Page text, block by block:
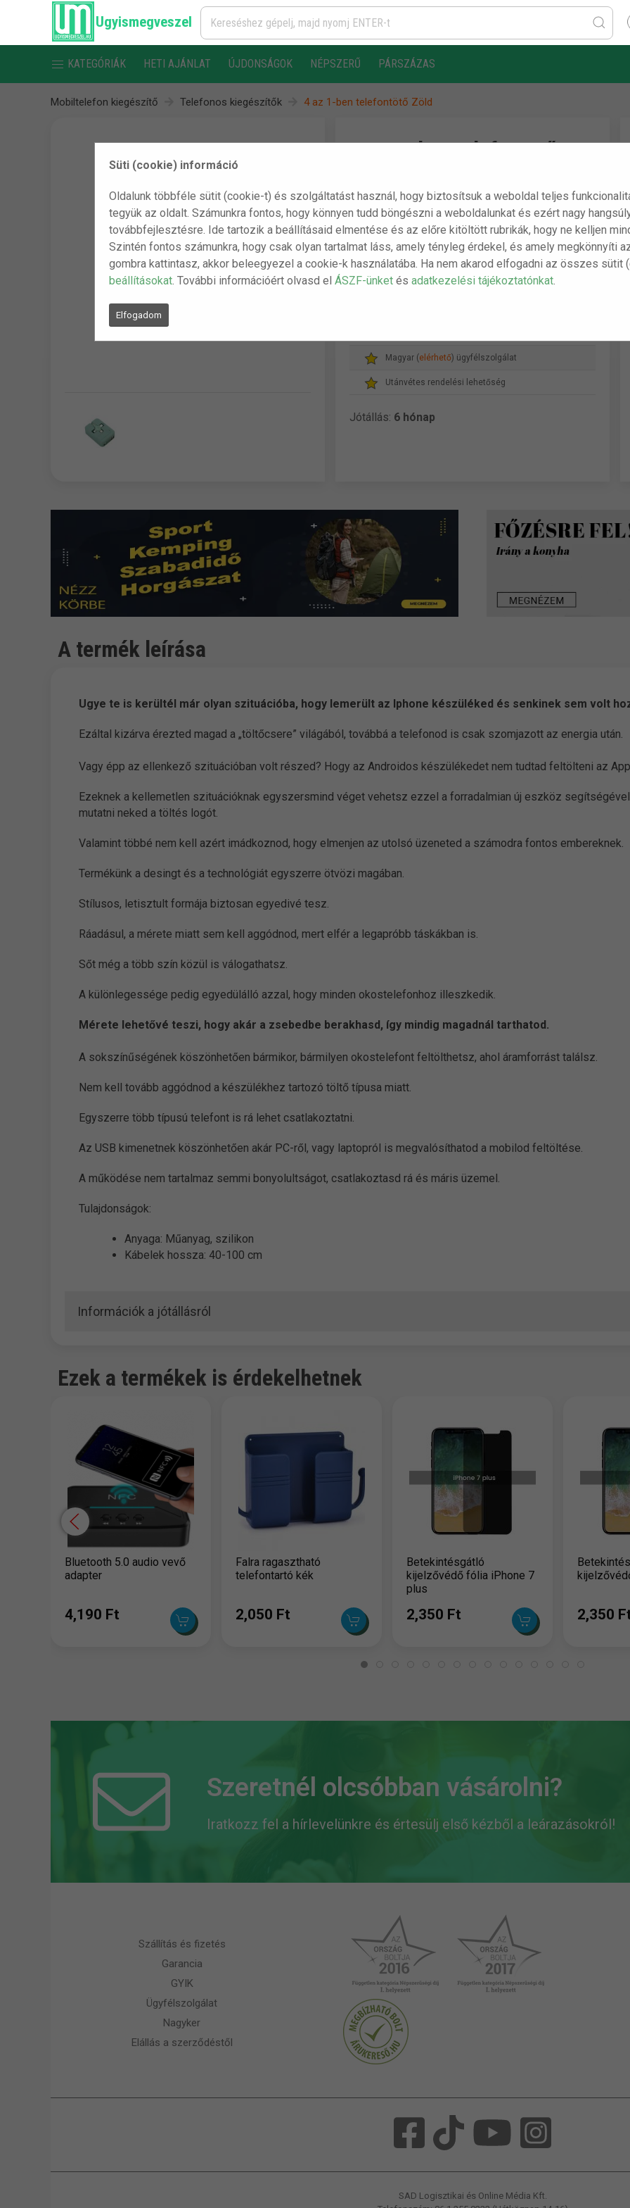
Süti (cookie) információ
Oldalunk többféle sütit (cookie-t) és szolgáltatást használ, hogy biztosítsuk a weboldal teljes
tegyük az oldalt. Számunkra fontos, hogy könnyen tudd böngészni a weboldalunkat és ezért nagy
továbbfejlesztésre. Ide tartozik a beállításaid elmentése és az előre kitöltött rubrikák, hogy ne kelljen
Szintén fontos számunkra, hogy csak olyan tartalmat láss, amely tényleg érdekel, és amely megkönnyíti
gombra kattintasz, akkor beleegyezel a cookie-k használatába. Ha nem akarod elfogadni az összes sütit
beállításokat . További információért olvasd elÁSZF-ünket ésadatkezelési tájékoztatónkat
Elfogadom
Ugyismegveszel
KATEGÓRIÁK HETI AJÁNLAT ÚJDONSÁGOK NÉPSZERŰ PÁRSZÁZAS
Mobiltelefon kiegészítő Telefonos kiegészítők 4 az 1-ben telefontötő Zöld
4 az 1-ben telefontötő
A csomag tartalma:
- 1 db 4 az 1-ben telefontötő Zöld
Magyar (elérhető) ügyfélszolgálat
Utánvétes rendelési lehetőség
Jótállás: 6 hónap
A termék leírása
Ugye te is kerültél már olyan szituációba, hogy lemerült az Iphone készüléked és senkinek sem volt
Ezáltal kizárva érezted magad a „töltőcsere” világából, továbbá a telefonod is csak szomjazott az energia után.
Vagy épp az ellenkező szituációban volt részed? Hogy az Androidos készülékedet nem tudtad feltölteni az
Ezeknek a kellemetlen szituációknak egyszersmind véget vehetsz ezzel a forradalmian új eszköz
mutatni neked a töltés logót.
Valamint többé nem kell azért imádkoznod, hogy elmenjen az utolsó üzeneted a számodra fontos embereknek.
Termékünk a desingt és a technológiát egyszerre ötvözi magában.
Stílusos, letisztult formája biztosan egyedivé tesz.
Ráadásul, a mérete miatt sem kell aggódnod, mert elfér a legapróbb táskákban is.
Sőt még a több szín közül is válogathatsz.
A különlegessége pedig egyedülálló azzal, hogy minden okostelefonhoz illeszkedik.
Mérete lehetővé teszi, hogy akár a zsebedbe berakhasd, így mindig magadnál tarthatod.
A sokszínűségének köszönhetően bármikor, bármilyen okostelefont feltölthetsz, ahol áramforrást találsz.
Nem kell tovább aggódnod a készülékhez tartozó töltő típusa miatt.
Egyszerre több típusú telefont is rá lehet csatlakoztatni.
Az USB kimenetnek köszönhetően akár PC-ről, vagy laptopról is megvalósíthatod a mobilod feltöltése.
A működése nem tartalmaz semmi bonyolultságot, csatlakoztasd rá és máris üzemel.
Tulajdonságok:
Anyaga: Műanyag, szilikon
Kábelek hossza: 40-100 cm
Információk a jótállásról
Ezek a termékek is érdekelhetnek
Bluetooth 5.0 audio vevő
adapter
4,190 Ft
Falra ragasztható
telefontartó kék
2,050 Ft
Betekintésgátló
kijelzővédő fólia iPhone 7
plus
2,350 Ft 2,350
Szeretnél olcsóbban vásárolni?
Iratkozz fel a hírlevelünkre és értesülj első kézből a leárazásokról!
Szállítás és fizetés
Garancia
GYIK
Ügyfélszolgálat
Nagyker
Elállás a szerződéstől
SAD Logisztikai és Online Média Kft.